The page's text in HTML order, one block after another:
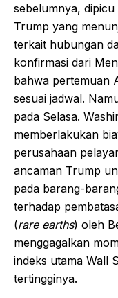
sebelumnya,
Trump yang
terkait hubungan
konfirmasi dari
bahwa pertemuan
sesuai jadwal.
pada Selasa.
memberlakukan
perusahaan
ancaman Trump
pada barang-
terhadap
(rare earths) oleh
menggagalkan
indeks utama Wall
tertingginya.